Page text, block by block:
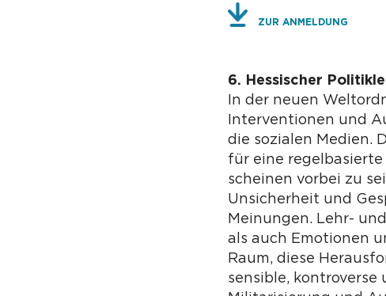
ZUR ANMELDUNG
6. Hessischer
In der neuen
Interventionen und
die sozialen Medien.
für eine
scheinen vorbei zu
Unsicherheit und
Meinungen. Lehr-
als auch Emotionen
Raum, diese
sensible,